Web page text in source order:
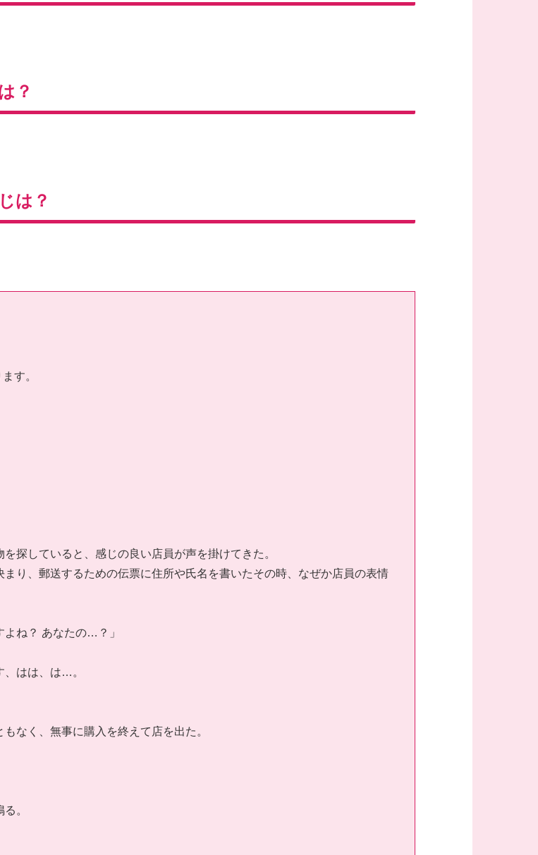
？
は？
す。
探していると、感じの良い店員が声を掛けてきた。
り、郵送するための伝票に住所や氏名を書いたその時、なぜか店員の表情
ね？ あなたの…？」
はは、は…。
なく、無事に購入を終えて店を出た。
。